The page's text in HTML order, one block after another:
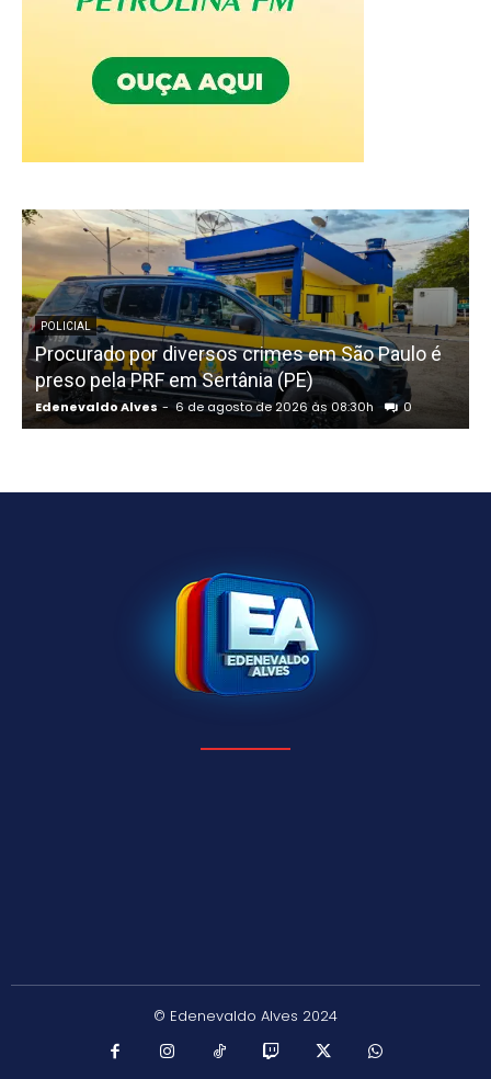
POLICIAL
Procurado por diversos crimes em São Paulo é
preso pela PRF em Sertânia (PE)
Edenevaldo Alves - 6 de agosto de 2026 às 08:30h 0
© Edenevaldo Alves 2024